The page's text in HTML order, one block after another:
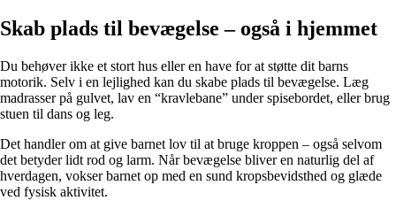
Skab plads til bevægelse – også i hjemmet
Du behøver ikke et stort hus eller en have for at støtte dit barns
motorik. Selv i en lejlighed kan du skabe plads til bevægelse. Læg
madrasser på gulvet, lav en “kravlebane” under spisebordet, eller brug
stuen til dans og leg.
Det handler om at give barnet lov til at bruge kroppen – også selvom
det betyder lidt rod og larm. Når bevægelse bliver en naturlig del af
hverdagen, vokser barnet op med en sund kropsbevidsthed og glæde
ved fysisk aktivitet.